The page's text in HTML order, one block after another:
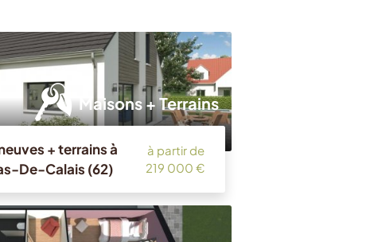
Maisons + Terrains
+ terrains à
De-Calais (62)
à partir de
219 000 €